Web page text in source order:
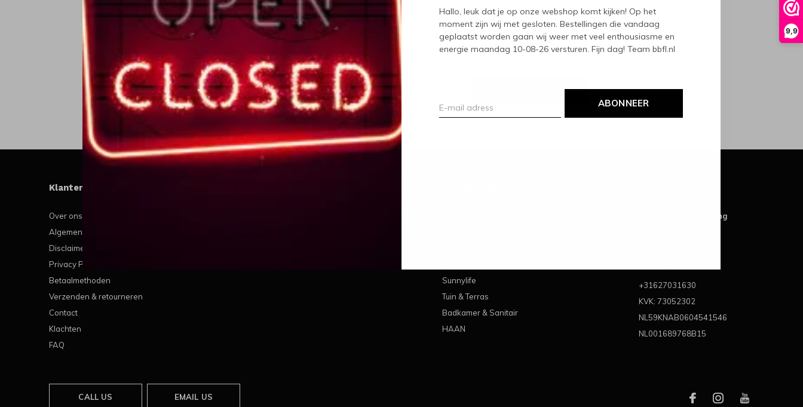
9,9
Hallo, leuk dat je op onze webshop komt kijken! Op het
moment zijn wij met gesloten. Bestellingen die vandaag
geplaatst worden gaan wij weer met veel enthousiasme en
energie maandag 10-08-26 versturen. Fijn dag! Team bbfl.nl
ABONNEER
Meld je aan voor onze nieuwsbrief
Ontvang de nieuwste aanbiedingen en promoties
Klantenservice
Over ons
Algemene voorwaarden
Disclaimer
Privacy Policy
Betaalmethoden
Verzenden & retourneren
Contact
Klachten
FAQ
Sunnylife
Tuin & Terras
Badkamer & Sanitair
HAAN
Best Brands For Living
+31627031630
KVK: 73052302
NL59KNAB0604541546
NL001689768B15
CALL US EMAIL US